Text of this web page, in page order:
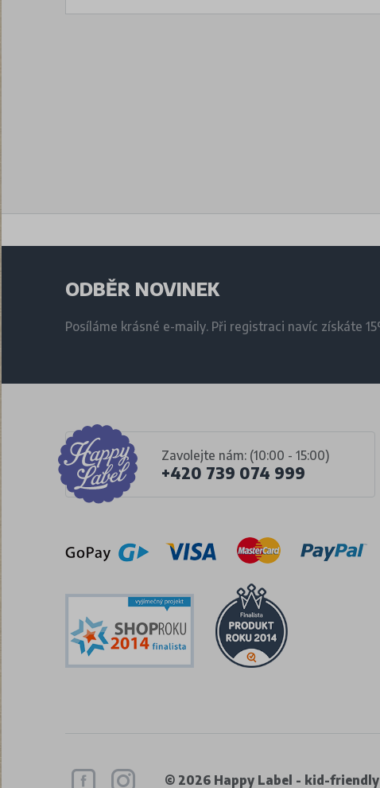
ODBĚR NOVINEK
Posíláme krásné e-maily. Při registraci navíc získáte
Zavolejte nám: (10:00 - 15:00)
+420 739 074 999
© 2026 Happy Label - kid-